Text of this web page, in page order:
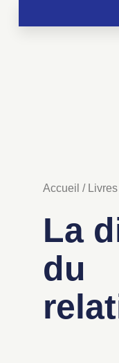
Accueil / Livres
La
du